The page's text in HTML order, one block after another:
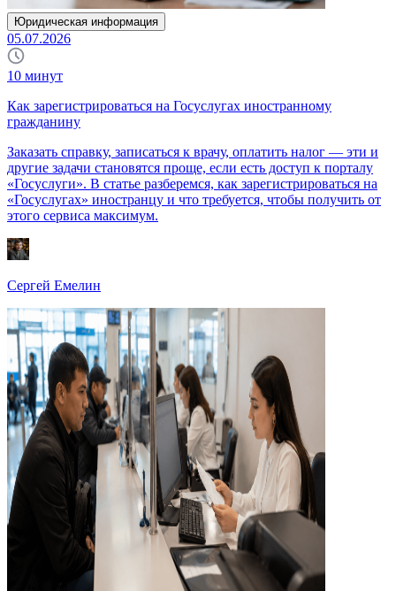
Юридическая информация
05.07.2026
10 минут
Как зарегистрироваться на Госуслугах иностранному
гражданину
Заказать справку, записаться к врачу, оплатить налог — эти и
другие задачи становятся проще, если есть доступ к порталу
«Госуслуги». В статье разберемся, как зарегистрироваться на
«Госуслугах» иностранцу и что требуется, чтобы получить от
этого сервиса максимум.
Сергей Емелин